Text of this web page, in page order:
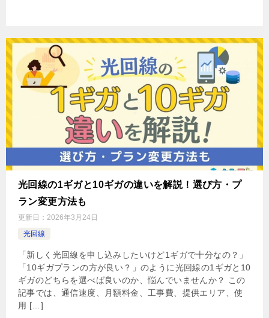
光回線の1ギガと10ギガの違いを解説！選び方・プ
ラン変更方法も
更新日： 2026年3月24日
光回線
「新しく光回線を申し込みしたいけど1ギガで十分なの？」
「10ギガプランの方が良い？」のように光回線の1ギガと10
ギガのどちらを選べば良いのか、悩んでいませんか？ この
記事では、通信速度、月額料金、工事費、提供エリア、使
用 […]